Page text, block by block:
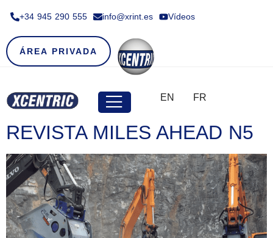
+34 945 290 555​ info@xrint.es Vídeos
ÁREA PRIVADA
EN FR
REVISTA MILES AHEAD N5